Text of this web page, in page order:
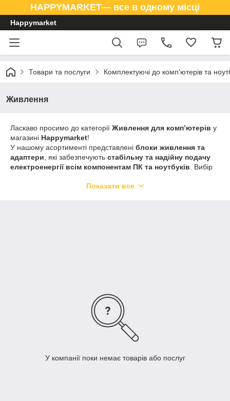
HAPPYMARKET— все в одному місці
Happymarket
Товари та послуги Комплектуючі до комп'ютерів та
Живлення
Ласкаво просимо до категорії Живлення для комп’ютерів у
магазині Happymarket!
У нашому асортименті представлені блоки живлення та
адаптери , які забезпечують стабільну та надійну подачу
електроенергії всім компонентам ПК та ноутбуків . Вибір
ефективності, які підходять для роботи, навчання та геймінгу.
Показати все
У компанії поки немає товарів або послуг